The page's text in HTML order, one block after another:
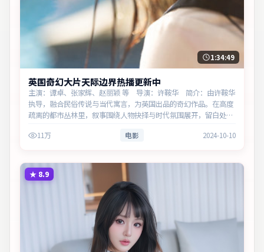
1:34:49
英国奇幻大片天际边界热播更新中
主演：谭卓、张家辉、赵丽颖 等 导演：许鞍华 简介：由许鞍华
执导，融合民俗传说与当代寓言，为英国出品的奇幻作品。在高度
疏离的都市丛林里，叙事围绕人物抉择与时代氛围展开，留白处余
现实意义。
11万 电影 2024-10-10
★ 8.9